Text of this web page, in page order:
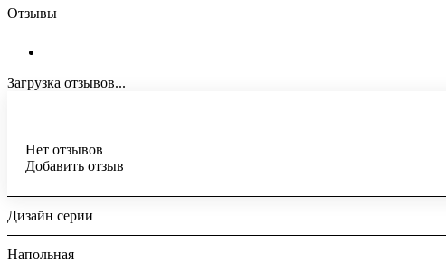
Отзывы
Загрузка отзывов...
Нет отзывов
Добавить отзыв
Дизайн серии
Напольная